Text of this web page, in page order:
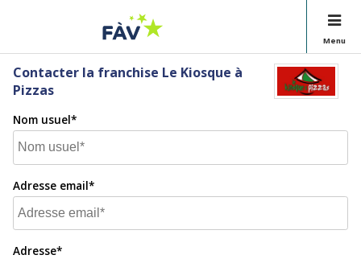
Menu
Contacter la franchise Le Kiosque à
Pizzas
Nom usuel*
Adresse email*
Adresse*